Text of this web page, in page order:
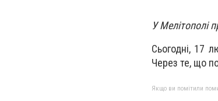
У Мелітополі
Сьогодні, 17
Через те, що
Якщо ви помітили